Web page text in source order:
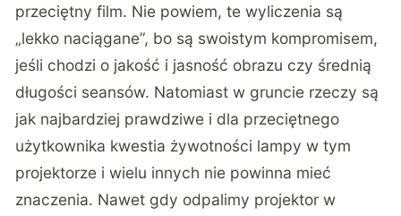
przeciętny film. Nie powiem, te wyliczenia są
„lekko naciągane”, bo są swoistym kompromisem,
jeśli chodzi o jakość i jasność obrazu czy średnią
długości seansów. Natomiast w gruncie rzeczy są
jak najbardziej prawdziwe i dla przeciętnego
użytkownika kwestia żywotności lampy w tym
projektorze i wielu innych nie powinna mieć
znaczenia. Nawet gdy odpalimy projektor w